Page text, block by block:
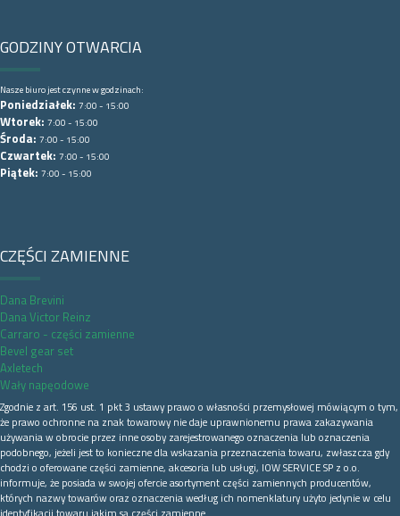
GODZINY OTWARCIA
Nasze biuro jest czynne w godzinach:
Poniedziałek: 7:00 - 15:00
Wtorek: 7:00 - 15:00
Środa: 7:00 - 15:00
Czwartek: 7:00 - 15:00
Piątek: 7:00 - 15:00
CZĘŚCI ZAMIENNE
Dana Brevini
Dana Victor Reinz
Carraro - części zamienne
Bevel gear set
Axletech
Wały napęodowe
Zgodnie z art. 156 ust. 1 pkt 3 ustawy prawo o własności przemysłowej mówiącym o tym,
że prawo ochronne na znak towarowy nie daje uprawnionemu prawa zakazywania
używania w obrocie przez inne osoby zarejestrowanego oznaczenia lub oznaczenia
podobnego, jeżeli jest to konieczne dla wskazania przeznaczenia towaru, zwłaszcza gdy
chodzi o oferowane części zamienne, akcesoria lub usługi, IOW SERVICE SP z o.o.
informuje, że posiada w swojej ofercie asortyment części zamiennych producentów,
których nazwy towarów oraz oznaczenia według ich nomenklatury użyto jedynie w celu